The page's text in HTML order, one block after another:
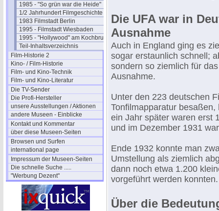
1985 - "So grün war die Heide"
1/2 Jahrhundert Filmgeschichte
1983 Filmstadt Berlin
1995 - Filmstadt Wiesbaden
1995 - "Hollywood" am Kochbrunnen
Teil-Inhaltsverzeichnis
Film-Historie 2
Kino- / Film-Historie
Film- und Kino-Technik
Film- und Kino-Literatur
Die TV-Sender
Die Profi-Hersteller
unsere Ausstellungen / Aktionen
andere Museen - Einblicke
Kontakt und Kommentar
über diese Museen-Seiten
Browsen und Surfen
international page
Impressum der Museen-Seiten
Die schnelle Suche .....
"Werbung Dezent"
Die UFA war in
Ausnahme
Auch in England ging es
sogar erstaunlich schnell;
sondern so ziemlich für
Ausnahme.
Unter den 223 deutschen
Tonfilmapparatur
ein Jahr später waren erst
und im Dezember 1931
Ende 1932 konnte man
Umstellung als ziemlich
dann noch etwa 1.200
vorgeführt werden konnten.
Über die